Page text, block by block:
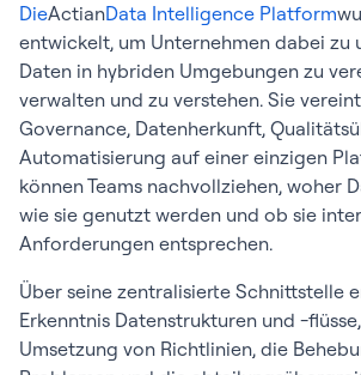
DieActianData Intelligence Platform
entwickelt, um Unternehmen dabei zu
Daten in hybriden Umgebungen zu
verwalten und zu verstehen. Sie
Governance, Datenherkunft,
Automatisierung auf einer einzigen
können Teams nachvollziehen, woher
wie sie genutzt werden und ob sie
Anforderungen entsprechen.
Über seine zentralisierte Schnittstelle
Erkenntnis Datenstrukturen und -
Umsetzung von Richtlinien, die